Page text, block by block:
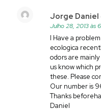
Jorge Daniel
Julho 28, 2013 às
I Have a
ecologica
odors are
us know which
these. Please
Our number is
Thanks
Daniel